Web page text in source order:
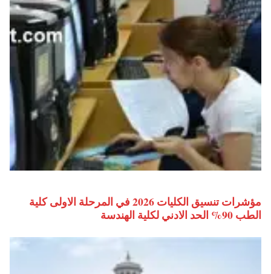
مؤشرات تنسيق الكليات 2026 في المرحلة الاولى كلية
الطب 90% الحد الادني لكلية الهندسة